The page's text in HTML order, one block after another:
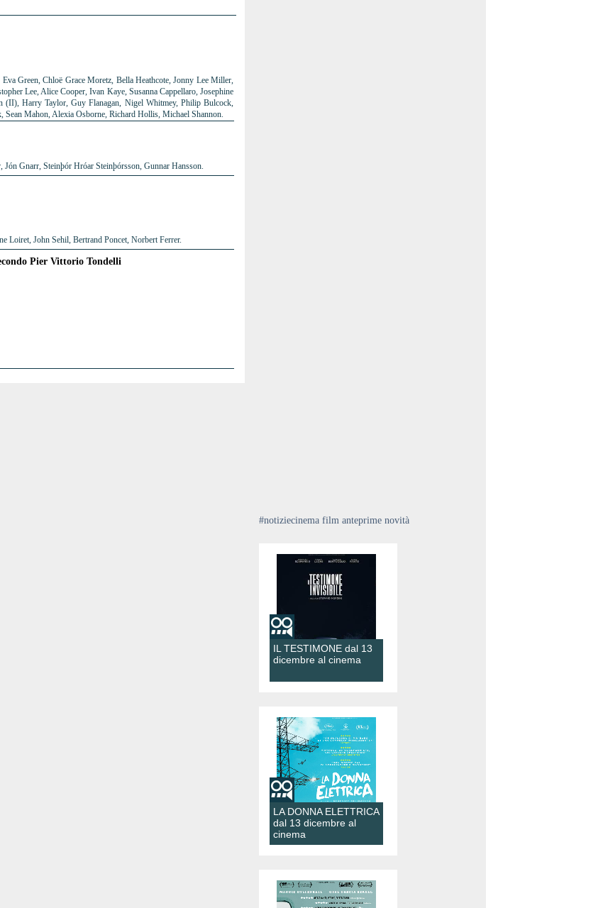
Green, Chloë Grace Moretz, Bella Heathcote, Jonny Lee Miller,
Lee, Alice Cooper, Ivan Kaye, Susanna Cappellaro, Josephine
(II), Harry Taylor, Guy Flanagan, Nigel Whitmey, Philip Bulcock,
Mahon, Alexia Osborne, Richard Hollis, Michael Shannon.
Gnarr, Steinþór Hróar Steinþórsson, Gunnar Hansson.
Loiret, John Sehil, Bertrand Poncet, Norbert Ferrer.
Pier Vittorio Tondelli
#notiziecinema film anteprime novità
IL TESTIMONE dal 13
dicembre al cinema
LA DONNA ELETTRICA
dal 13 dicembre al
cinema